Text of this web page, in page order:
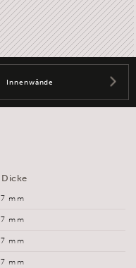
Innenwände
Dicke
7 mm
7 mm
7 mm
7 mm